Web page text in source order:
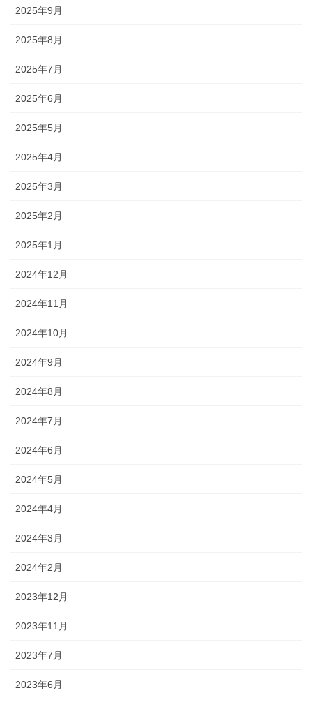
2025年9月
2025年8月
2025年7月
2025年6月
2025年5月
2025年4月
2025年3月
2025年2月
2025年1月
2024年12月
2024年11月
2024年10月
2024年9月
2024年8月
2024年7月
2024年6月
2024年5月
2024年4月
2024年3月
2024年2月
2023年12月
2023年11月
2023年7月
2023年6月